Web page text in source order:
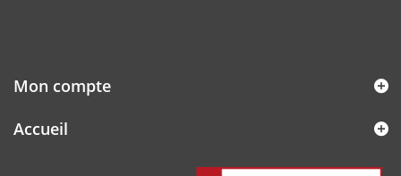
Mon compte
Accueil